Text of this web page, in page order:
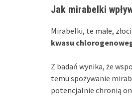
Jak mirabelki
Mirabelki, te małe,
kwasu
Z badań wynika, że
temu spożywanie
potencjalnie chronią